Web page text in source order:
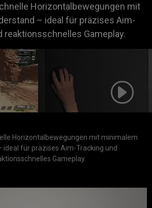
Horizontalbewegungen mit
– ideal für präzises Aim-
reaktionsschnelles Gameplay.
Horizontalbewegungen mit minimalem
ideal für präzises Aim-Tracking und
Gameplay.